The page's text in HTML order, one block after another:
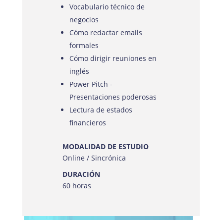
Vocabulario técnico de
negocios
Cómo redactar emails
formales
Cómo dirigir reuniones en
inglés
Power Pitch -
Presentaciones poderosas
Lectura de estados
financieros
MODALIDAD DE ESTUDIO
Online / Sincrónica
DURACIÓN
60 horas